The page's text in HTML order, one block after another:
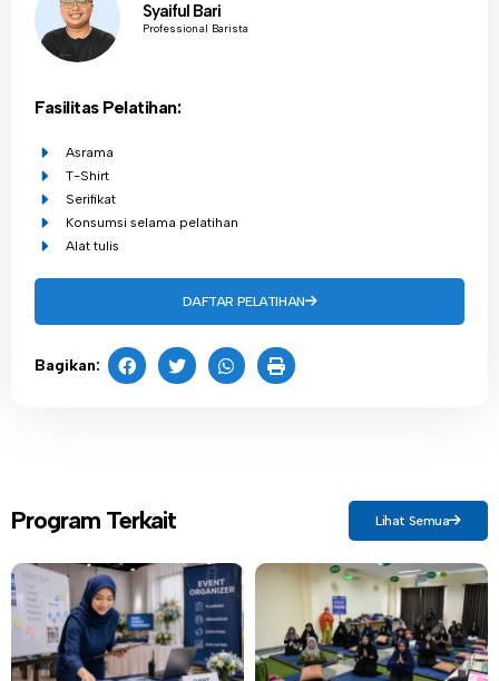
Syaiful Bari
Professional Barista
Fasilitas Pelatihan:
Asrama
T-Shirt
Serifikat
Konsumsi selama pelatihan
Alat tulis
DAFTAR PELATIHAN
Bagikan:
Program Terkait Lihat Semua